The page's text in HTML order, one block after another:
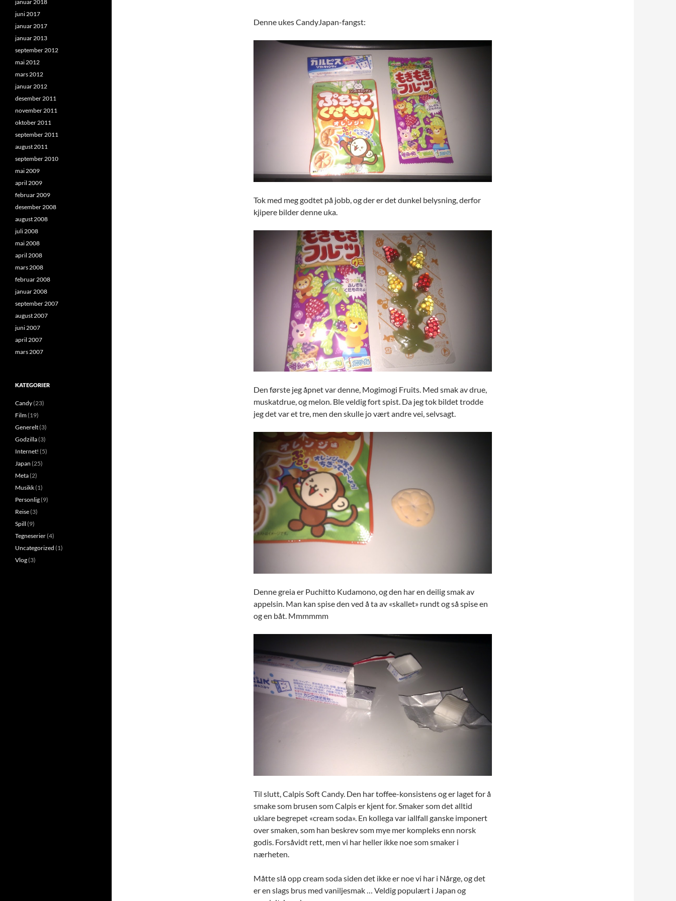
Denne ukes CandyJapan-fangst:
Tok med meg godtet på jobb, og der er det dunkel belysning, derfor
kjipere bilder denne uka.
Den første jeg åpnet var denne, Mogimogi Fruits. Med smak av drue,
muskatdrue, og melon. Ble veldig fort spist. Da jeg tok bildet trodde
jeg det var et tre, men den skulle jo vært andre vei, selvsagt.
Denne greia er Puchitto Kudamono, og den har en deilig smak av
appelsin. Man kan spise den ved å ta av «skallet» rundt og så spise en
og en båt. Mmmmmm
Til slutt, Calpis Soft Candy. Den har toffee-konsistens og er laget for å
smake som brusen som Calpis er kjent for. Smaker som det alltid
uklare begrepet «cream soda». En kollega var iallfall ganske imponert
over smaken, som han beskrev som mye mer kompleks enn norsk
godis. Forsåvidt rett, men vi har heller ikke noe som smaker i
nærheten.
Måtte slå opp cream soda siden det ikke er noe vi har i Nårge, og det
er en slags brus med vaniljesmak … Veldig populært i Japan og
januar 2018
juni 2017
januar 2017
januar 2013
september 2012
mai 2012
mars 2012
januar 2012
desember 2011
november 2011
oktober 2011
september 2011
august 2011
september 2010
mai 2009
april 2009
februar 2009
desember 2008
august 2008
juli 2008
mai 2008
april 2008
mars 2008
februar 2008
januar 2008
september 2007
august 2007
juni 2007
april 2007
mars 2007
KATEGORIER
Candy(23)
Film(19)
Generelt(3)
Godzilla(3)
Internet! (5)
Japan (25)
Meta(2)
Musikk(1)
Personlig(9)
Reise(3)
Spill (9)
Tegneserier(4)
Uncategorized (1)
Vlog(3)